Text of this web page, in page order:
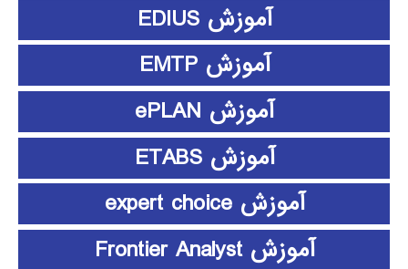
آموزش EDIUS
آموزش EMTP
آموزش ePLAN
آموزش ETABS
آموزش expert choice
آموزش Frontier Analyst